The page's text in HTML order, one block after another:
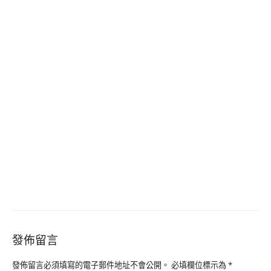
發佈留言
發佈留言必須填寫的電子郵件地址不會公開。 必填欄位標示為*